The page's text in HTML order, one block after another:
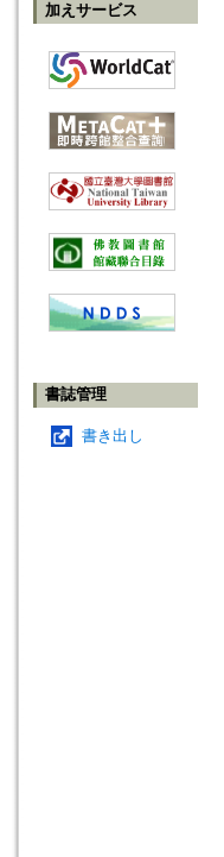
加えサービス
書誌管理
書き出し